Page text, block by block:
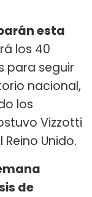
esta
los 40
para seguir
nacional,
los
Vizzotti
Unido.
de